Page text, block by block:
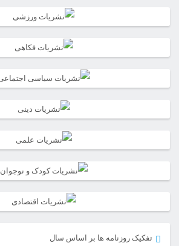
تفکیک روزنامه ها بر اساس سال